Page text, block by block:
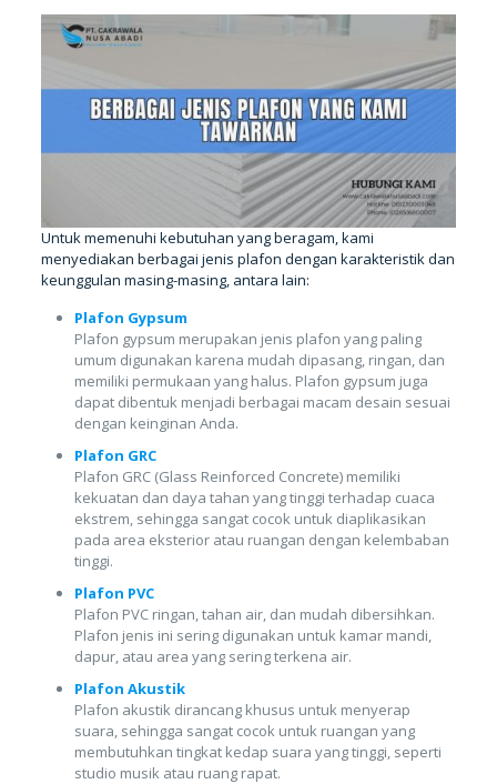
Untuk memenuhi kebutuhan yang beragam, kami
menyediakan berbagai jenis plafon dengan karakteristik dan
keunggulan masing-masing, antara lain:
Plafon Gypsum
Plafon gypsum merupakan jenis plafon yang paling
umum digunakan karena mudah dipasang, ringan, dan
memiliki permukaan yang halus. Plafon gypsum juga
dapat dibentuk menjadi berbagai macam desain sesuai
dengan keinginan Anda.
Plafon GRC
Plafon GRC (Glass Reinforced Concrete) memiliki
kekuatan dan daya tahan yang tinggi terhadap cuaca
ekstrem, sehingga sangat cocok untuk diaplikasikan
pada area eksterior atau ruangan dengan kelembaban
tinggi.
Plafon PVC
Plafon PVC ringan, tahan air, dan mudah dibersihkan.
Plafon jenis ini sering digunakan untuk kamar mandi,
dapur, atau area yang sering terkena air.
Plafon Akustik
Plafon akustik dirancang khusus untuk menyerap
suara, sehingga sangat cocok untuk ruangan yang
membutuhkan tingkat kedap suara yang tinggi, seperti
studio musik atau ruang rapat.